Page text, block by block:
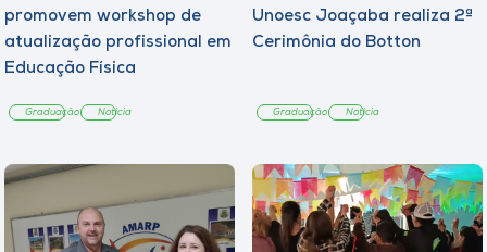
promovem workshop de
atualização profissional em
Educação Física
Graduação Notícia
Unoesc Joaçaba realiza 2ª
Cerimônia do Botton
Graduação Notícia